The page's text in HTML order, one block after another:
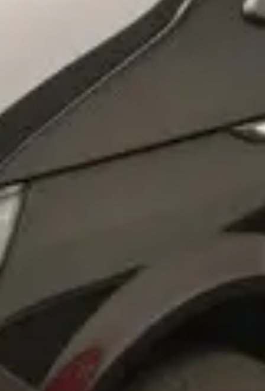
Souhlasím se zpracováním osobních údajů
Přihlášení k odběru novinek
Vždy vyčkejte na potvrzení data a času naším
prodejcem.
Pole označená * jsou povinná.